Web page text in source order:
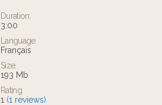
Duration:
3:00
Language:
Français
Size:
193 Mb
Rating
1 (1 reviews)